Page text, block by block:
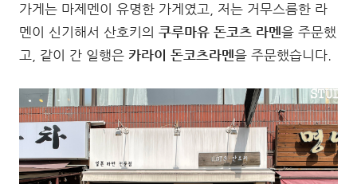
가게는 마제멘이 유명한 가게였고, 저는 거무스름한 라
멘이 신기해서 산호키의 쿠루마유 돈코츠 라멘을 주문했
고, 같이 간 일행은 카라이 돈코츠라멘을 주문했습니다.